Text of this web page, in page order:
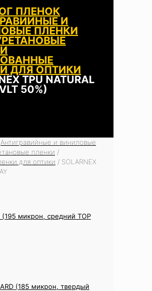
ПЛЕНОК
И
ПЛЕНКИ
ДЛЯ ОПТИКИ
TPU NATURAL
50%)
Антигравийные и виниловые
пленки /
для оптики / SOLARNEX
(195 микрон, средний TOP
(185 микрон, твердый